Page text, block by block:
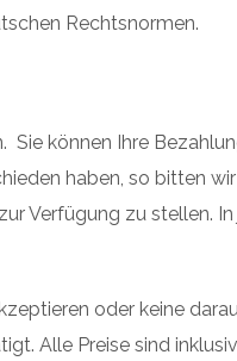
Rechtsnormen.
können Ihre
haben, so bitten
Verfügung zu stellen.
oder keine
Alle Preise sind